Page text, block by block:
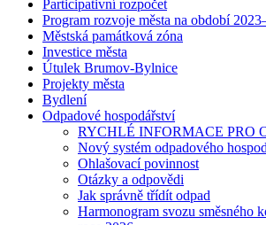
Participativní rozpočet
Program rozvoje města na období
Městská památková zóna
Investice města
Útulek Brumov-Bylnice
Projekty města
Bydlení
Odpadové hospodářství
RYCHLÉ INFORMACE PRO
Nový systém odpadového
Ohlašovací povinnost
Otázky a odpovědi
Jak správně třídít odpad
Harmonogram svozu směsného